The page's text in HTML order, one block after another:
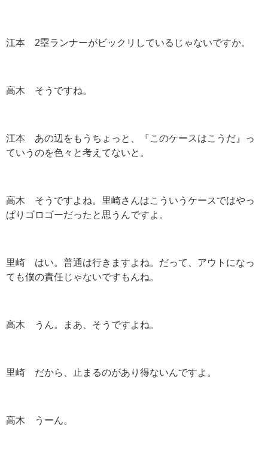
江本 2塁ランナーがビックリしているじゃないですか。
高木 そうですね。
江本 あの辺をもうちょっと、『このケースはこうだ』っ
ていうのを色々と考えてないと。
高木 そうですよね。里崎さんはこういうケースではやっ
ぱりゴロゴーだったと思うんですよ。
里崎 はい。普通は行きますよね。だって、アウトになっ
ても僕の責任じゃないですもんね。
高木 うん。まあ、そうですよね。
里崎 だから、止まるのがあり得ないんですよ。
高木 うーん。